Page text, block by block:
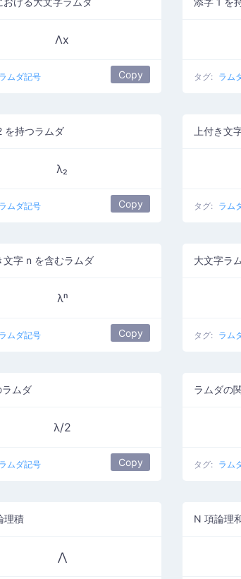
Λx
ラムダ記号 Copy タグ: ラム
を持つラムダ
λ₂
ラムダ記号 Copy
上付き文
タグ: ラム
文字 n を含むラムダ
λⁿ
ラムダ記号 Copy
大文字ラ
タグ: ラム
ムダ
λ/2
ラムダ記号 Copy
ラムダの
タグ: ラム
理積
⋀
N 項論理